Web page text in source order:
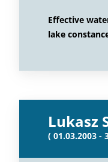
Effective
lake
Lukasz
( 01.03.2003 -